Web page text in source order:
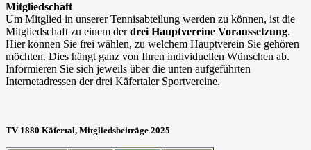
Mitgliedschaft
Um Mitglied in unserer Tennisabteilung werden zu können, ist die
Mitgliedschaft zu einem derdrei Hauptvereine Voraussetzung.
Hier können Sie frei wählen, zu welchem Hauptverein Sie gehören
möchten. Dies hängt ganz von Ihren individuellen Wünschen ab.
Informieren Sie sich jeweils über die unten aufgeführten
Internetadressen der drei Käfertaler Sportvereine.
TV 1880 Käfertal, Mitgliedsbeiträge 2025